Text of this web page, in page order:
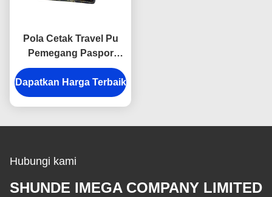
Pola Cetak Travel Pu
Pemegang Paspor
Dompet Penutup
Persegi Panjang
Dapatkan Harga Terbaik
Hubungi kami
SHUNDE IMEGA COMPANY LIMITED